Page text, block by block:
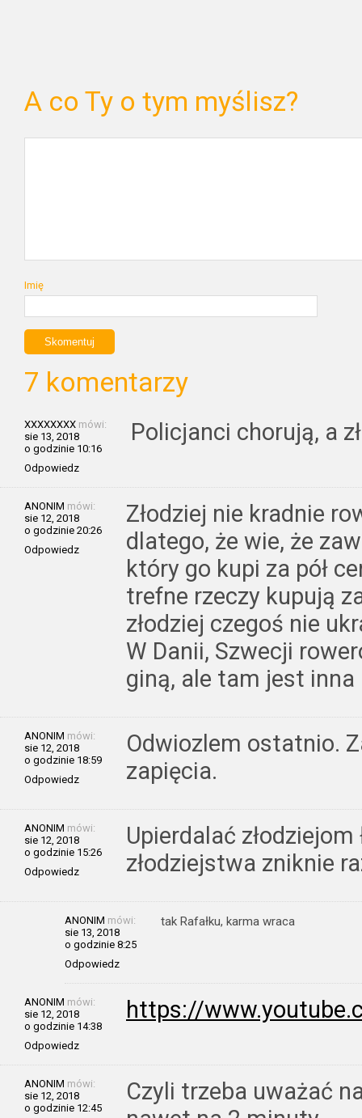
A co Ty o tym myślisz?
Imię
7 komentarzy
XXXXXXXX mówi:
sie 13, 2018
o godzinie 10:16
Odpowiedz
Policjanci chorują, a
ANONIM mówi:
sie 12, 2018
o godzinie 20:26
Odpowiedz
Złodziej nie kradnie
dlatego, że wie, że
który go kupi za pół
trefne rzeczy kupują
złodziej czegoś nie
W Danii, Szwecji
giną, ale tam jest
ANONIM mówi:
sie 12, 2018
o godzinie 18:59
Odpowiedz
Odwiozlem ostatnio.
zapięcia.
ANONIM mówi:
sie 12, 2018
o godzinie 15:26
Odpowiedz
Upierdalać
złodziejstwa zniknie
ANONIM mówi:
sie 13, 2018
o godzinie 8:25
Odpowiedz
tak Rafałku, karma wraca
ANONIM mówi:
sie 12, 2018
o godzinie 14:38
Odpowiedz
https://
ANONIM mówi:
sie 12, 2018
o godzinie 12:45
Czyli trzeba uważać